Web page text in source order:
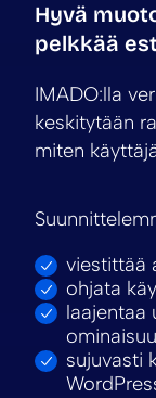
Hyvä
pelkkää
IMADO:lla
keskitytään
miten
viestittää
ohjata
laajentaa
sujuvasti